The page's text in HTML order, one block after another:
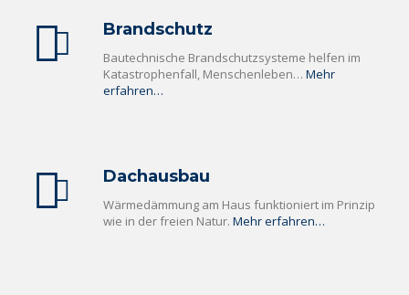
Brandschutz
Bautechnische Brandschutzsysteme helfen im
Katastrophenfall, Menschenleben… Mehr
erfahren…
Dachausbau
Wärmedämmung am Haus funktioniert im Prinzip
wie in der freien Natur. Mehr erfahren…